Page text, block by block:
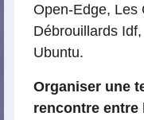
Open-Edge, Les
Débrouillards
Ubuntu.
Organiser une
rencontre entre